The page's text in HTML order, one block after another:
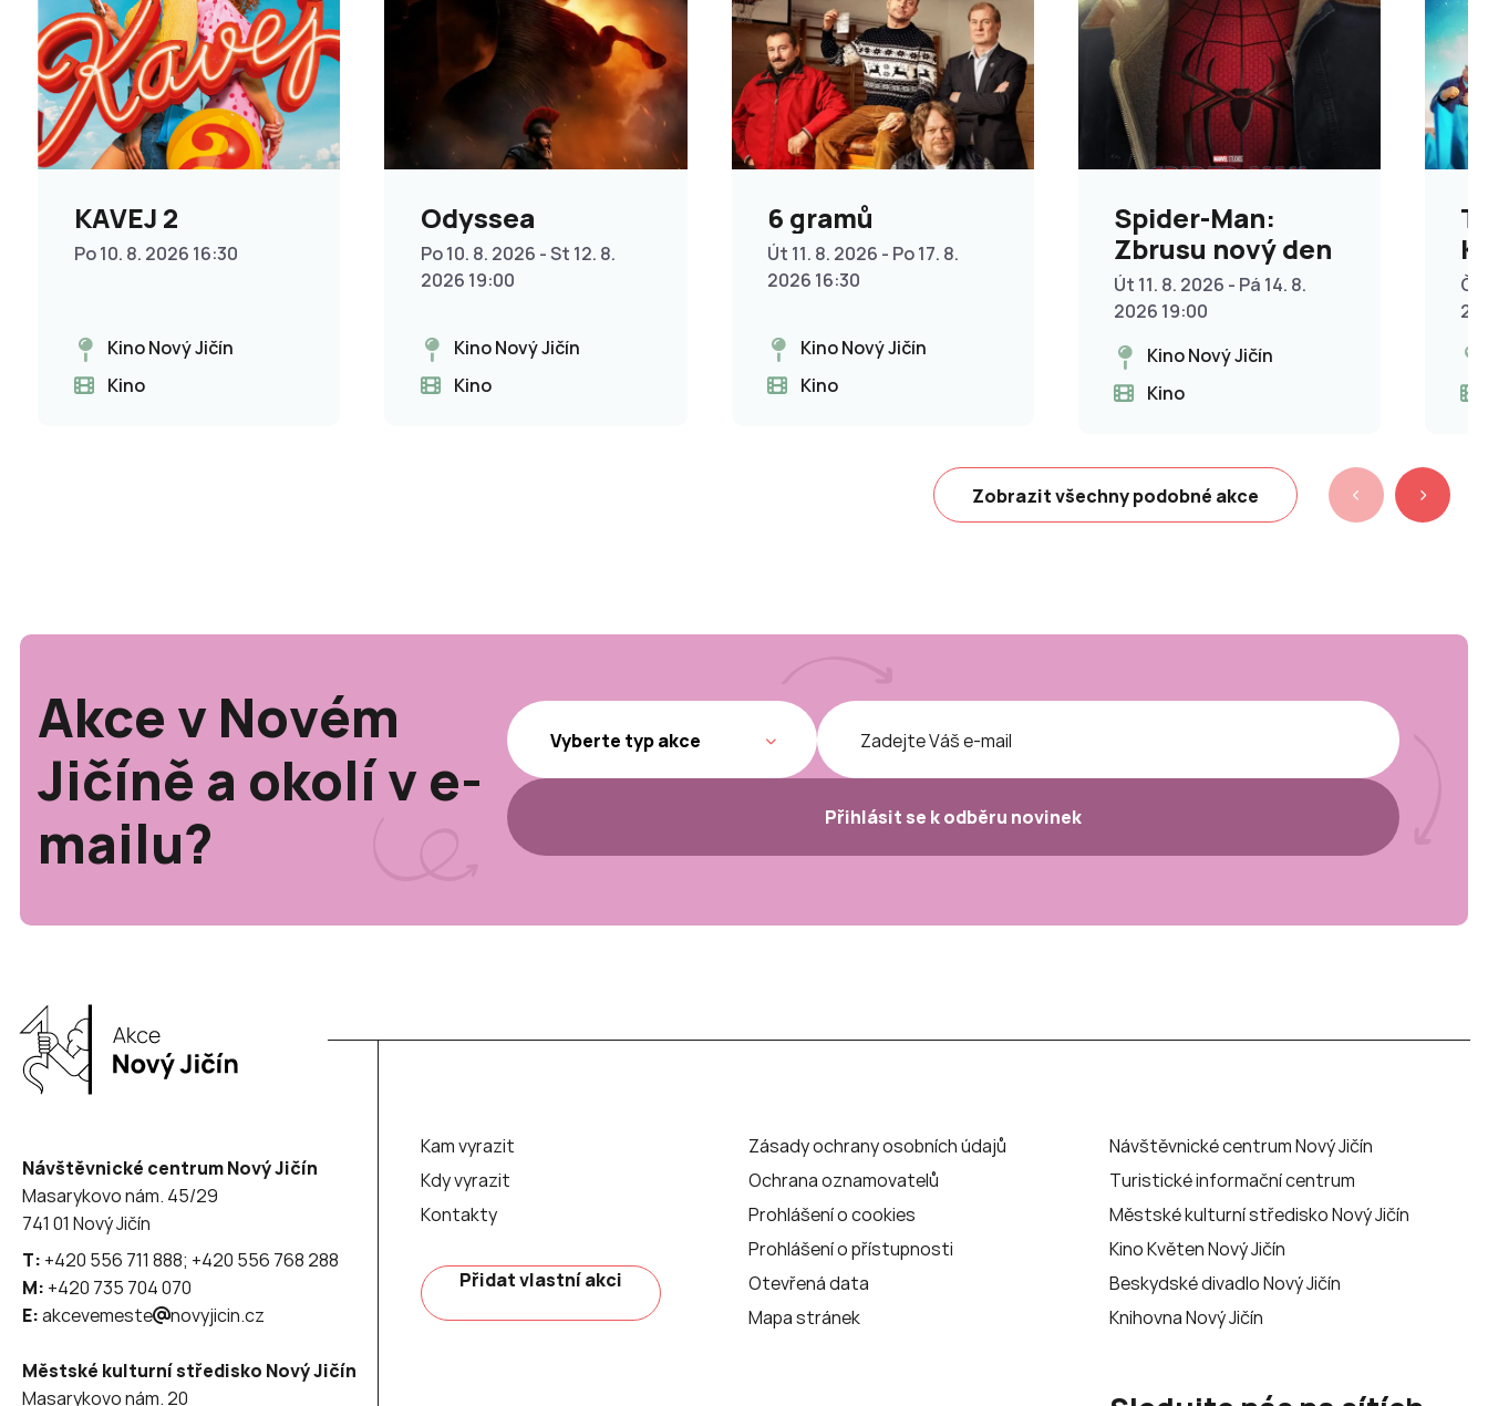
KAVEJ 2
Po 10. 8. 2026 16:30
Kino Nový Jičín
Kino
Odyssea
Po 10. 8. 2026 - St 12. 8.
2026 19:00
Kino Nový Jičín
Kino
6 gramů
Út 11. 8. 2026 - Po 17. 8.
2026 16:30
Kino Nový Jičín
Kino
Spider-Man:
Zbrusu nový den
Út 11. 8. 2026 - Pá 14. 8.
2026 19:00
Kino Nový Jičín
Kino
Čt
Zobrazit všechny podobné akce
Akce v Novém
Jičíně a okolí v e-
mailu?
Přihlásit se k odběru novinek
Návštěvnické centrum Nový Jičín
Masarykovo nám. 45/29
741 01 Nový Jičín
T: +420 556 711 888; +420 556 768 288
M: +420 735 704 070
E:akcevemeste novyjicin.cz
Městské kulturní středisko Nový Jičín
Masarykovo nám. 20
Kam vyrazit
Kdy vyrazit
Kontakty
Přidat vlastní akci
Zásady ochrany osobních údajů
Ochrana oznamovatelů
Prohlášení o cookies
Prohlášení o přístupnosti
Otevřená data
Mapa stránek
Návštěvnické centrum Nový Jičín
Turistické informační centrum
Městské kulturní středisko Nový Jičín
Kino Květen Nový Jičín
Beskydské divadlo Nový Jičín
Knihovna Nový Jičín